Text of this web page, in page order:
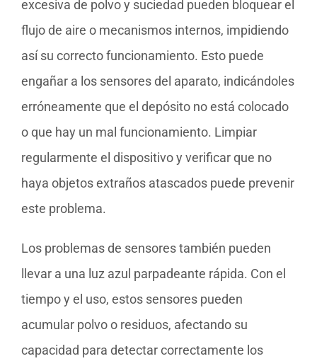
excesiva de polvo y suciedad pueden bloquear el
flujo de aire o mecanismos internos, impidiendo
así su correcto funcionamiento. Esto puede
engañar a los sensores del aparato, indicándoles
erróneamente que el depósito no está colocado
o que hay un mal funcionamiento. Limpiar
regularmente el dispositivo y verificar que no
haya objetos extraños atascados puede prevenir
este problema.
Los problemas de sensores también pueden
llevar a una luz azul parpadeante rápida. Con el
tiempo y el uso, estos sensores pueden
acumular polvo o residuos, afectando su
capacidad para detectar correctamente los